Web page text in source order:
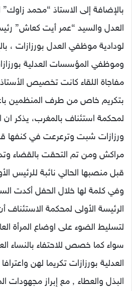
بالإضافة إلى الاستاذ “محمد زاوك”
العدل والسيد “عمر أيت كعاش”
لودادية موظفي العدل بورزازات ،
وموظفي المؤسسات العدلية
مفاجاة اللقاء كانت تخصيص
بتكريم خاص من طرف المنظمين
لمحكمة استئناف بالمغرب، يذكر ان
ورزازات شبت وترعرعت في كنفها
مراكش ومن تم التحقت بالقضاء
قبل منصبها الحالي نائبة للرئيس
وفي كلمة لها خلال الحفل أكدت
الرئيسة الأولى لمحكمة الاستئناف
لتسليط الضوء على اوضاع المرأة
سواء كما خصص للاحتفاء بالنساء
العدلية بورزازات تكريما لهن
البذل والعطاء ٬ مع إبراز